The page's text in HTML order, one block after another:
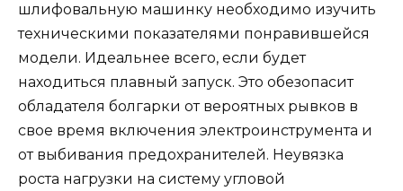
шлифовальную машинку необходимо изучить
техническими показателями понравившейся
модели. Идеальнее всего, если будет
находиться плавный запуск. Это обезопасит
обладателя болгарки от вероятных рывков в
свое время включения электроинструмента и
от выбивания предохранителей. Неувязка
роста нагрузки на систему угловой